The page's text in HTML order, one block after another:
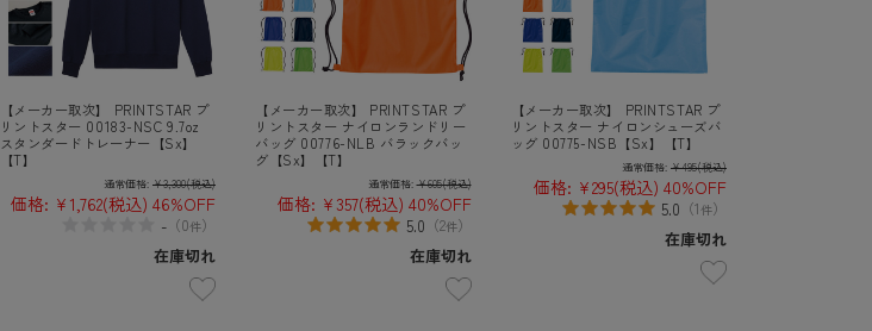
【メーカー取次】 PRINTSTAR プ
リントスター 00183-NSC 9.7oz
スタンダードトレーナー【Sx】
【T】
通常価格: ¥3,300(税込)
価格: ¥1,762(税込) 46%OFF
- （0件）
在庫切れ
【メーカー取次】 PRINTSTAR プ
リントスター ナイロンランドリー
バッグ 00776-NLB バラックバッ
グ【Sx】【T】
通常価格: ¥605(税込)
価格: ¥357(税込) 40%OFF
5.0 （2件）
在庫切れ
【メーカー取次】 PRINTSTAR プ
リントスター ナイロンシューズバ
ッグ 00775-NSB【Sx】【T】
通常価格: ¥495(税込)
価格: ¥295(税込) 40%OFF
5.0 （1件）
在庫切れ